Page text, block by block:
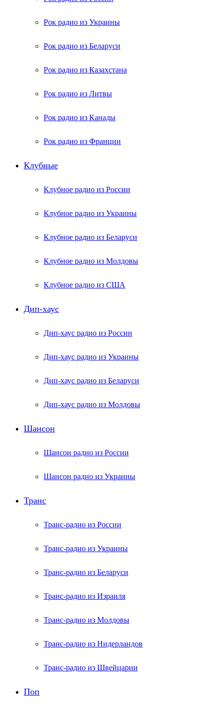
Рок радио из Украины
Рок радио из Беларуси
Рок радио из Казахстана
Рок радио из Литвы
Рок радио из Канады
Рок радио из Франции
Клубные
Клубное радио из России
Клубное радио из Украины
Клубное радио из Беларуси
Клубное радио из Молдовы
Клубное радио из США
Дип-хаус
Дип-хаус радио из России
Дип-хаус радио из Украины
Дип-хаус радио из Беларуси
Дип-хаус радио из Молдовы
Шансон
Шансон радио из России
Шансон радио из Украины
Транс
Транс-радио из России
Транс-радио из Украины
Транс-радио из Беларуси
Транс-радио из Израиля
Транс-радио из Молдовы
Транс-радио из Нидерландов
Транс-радио из Швейцарии
Поп